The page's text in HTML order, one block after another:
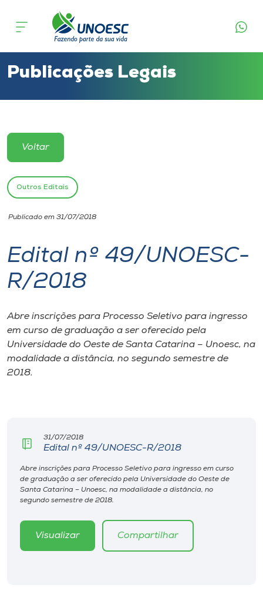
Cursos
Atendimento ao Estudante
Portal de Ensino
Unoesc
Internacionalização
I.nova
Diplomados
Cultura
Editora
Rádio
Museu
Publicações Legais
Voltar
Outros Editais
Publicado em 31/07/2018
Edital nº 49/UNOESC-
R/2018
Abre inscrições para Processo Seletivo para ingresso
em curso de graduação a ser oferecido pela
Universidade do Oeste de Santa Catarina – Unoesc, na
modalidade a distância, no segundo semestre de
2018.
31/07/2018
Edital nº 49/UNOESC-R/2018
Abre inscrições para Processo Seletivo para ingresso em curso
de graduação a ser oferecido pela Universidade do Oeste de
Santa Catarina – Unoesc, na modalidade a distância, no
segundo semestre de 2018.
Visualizar Compartilhar